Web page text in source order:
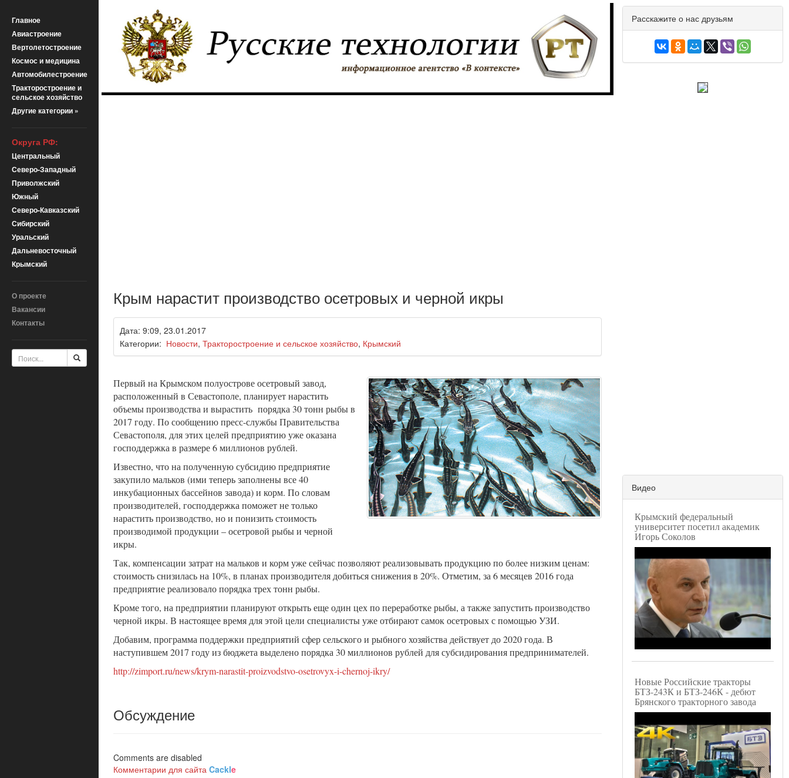
Главное
Авиастроение
Вертолетостроение
Космос и медицина
Автомобилестроение
Тракторостроение и
сельское хозяйство
Другие категории »
Округа РФ:
Центральный
Северо-Западный
Приволжский
Южный
Северо-Кавказский
Сибирский
Уральский
Дальневосточный
Крымский
О проекте
Вакансии
Контакты
Крым нарастит производство осетровых и черной икры
Дата: 9:09, 23.01.2017
Категории: Новости, Тракторостроение и сельское хозяйство, Крымский
Первый на Крымском полуострове осетровый завод,
расположенный в Севастополе, планирует нарастить
объемы производства и вырастить порядка 30 тонн рыбы в
2017 году. По сообщению пресс-службы Правительства
Севастополя, для этих целей предприятию уже оказана
господдержка в размере 6 миллионов рублей.
Известно, что на полученную субсидию предприятие
закупило мальков (ими теперь заполнены все 40
инкубационных бассейнов завода) и корм. По словам
производителей, господдержка поможет не только
нарастить производство, но и понизить стоимость
производимой продукции – осетровой рыбы и черной
икры.
Так, компенсации затрат на мальков и корм уже сейчас позволяют реализовывать продукцию по более низким ценам:
стоимость снизилась на 10%, в планах производителя добиться снижения в 20%. Отметим, за 6 месяцев 2016 года
предприятие реализовало порядка трех тонн рыбы.
Кроме того, на предприятии планируют открыть еще один цех по переработке рыбы, а также запустить производство
черной икры. В настоящее время для этой цели специалисты уже отбирают самок осетровых с помощью УЗИ.
Добавим, программа поддержки предприятий сфер сельского и рыбного хозяйства действует до 2020 года. В
наступившем 2017 году из бюджета выделено порядка 30 миллионов рублей для субсидирования предпринимателей.
http://zimport.ru/news/krym-narastit-proizvodstvo-osetrovyx-i-chernoj-ikry/
Обсуждение
Comments are disabled
Комментарии для сайта Cackle
Расскажите о нас друзьям
Видео
Крымский федеральный
университет посетил академик
Игорь Соколов
Новые Российские тракторы
БТЗ-243К и БТЗ-246К - дебют
Брянского тракторного завода